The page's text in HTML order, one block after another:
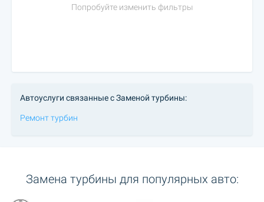
Попробуйте изменить фильтры
Автоуслуги связанные с Заменой турбины:
Ремонт турбин
Замена турбины для популярных авто: